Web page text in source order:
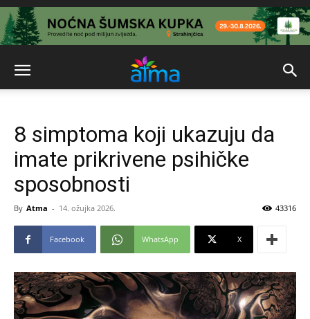
8 simptoma koji ukazuju da
imate prikrivene psihičke
sposobnosti
By Atma - 14. ožujka 2026. 43316
Facebook WhatsApp X